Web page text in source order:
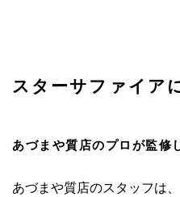
スターサファイ
あづまや質店のプロが監修
あづまや質店のスタッフは、